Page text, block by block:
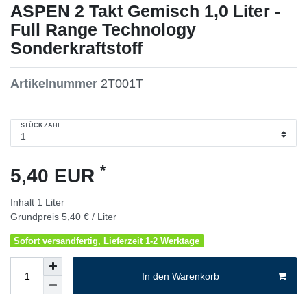
ASPEN 2 Takt Gemisch 1,0 Liter -
Full Range Technology
Sonderkraftstoff
Artikelnummer 2T001T
STÜCKZAHL
5,40 EUR *
Inhalt 1 Liter
Grundpreis 5,40 € / Liter
Sofort versandfertig, Lieferzeit 1-2 Werktage
In den Warenkorb